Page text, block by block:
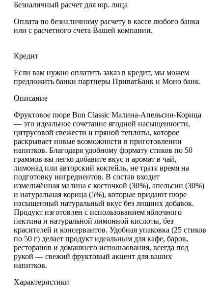
Безналичный расчет для юр. лица
Оплата по безналичному расчету в кассе любого банка
или с расчетного счета Вашей компании.
Кредит
Если вам нужно оплатить заказ в кредит, мы можем
предложить банки партнеры ПриватБанк и Моно банк.
Описание
Фруктовое пюре Bon Classic Малина-Апельсин-Корица
— это идеальное сочетание ягодной насыщенности,
цитрусовой свежести и пряной теплоты, которое
раскрывает новые возможности в приготовлении
напитков. Благодаря удобному формату стиков по 50
граммов вы легко добавите вкус и аромат в чай,
лимонад или авторский коктейль, не тратя время на
подготовку ингредиентов. В состав входит
измельчённая малина с косточкой (30%), апельсин (30%)
и натуральная корица (5%), которые придают пюре
насыщенный натуральный вкус без лишних добавок.
Продукт изготовлен с использованием яблочного
пектина и натуральной лимонной кислоты, без
красителей и консервантов. Удобная упаковка (25 стиков
по 50 г) делает продукт идеальным для кафе, баров,
ресторанов и домашнего использования, всегда под
рукой — свежий фруктовый акцент для ваших
напитков.
Характеристики